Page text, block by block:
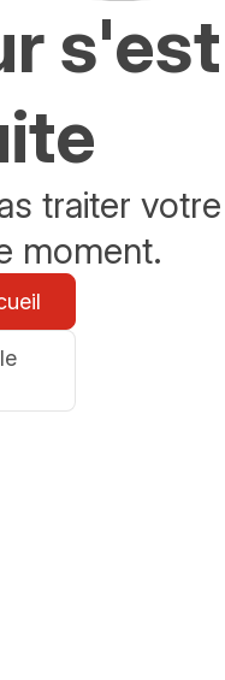
s'est
traiter votre
moment.